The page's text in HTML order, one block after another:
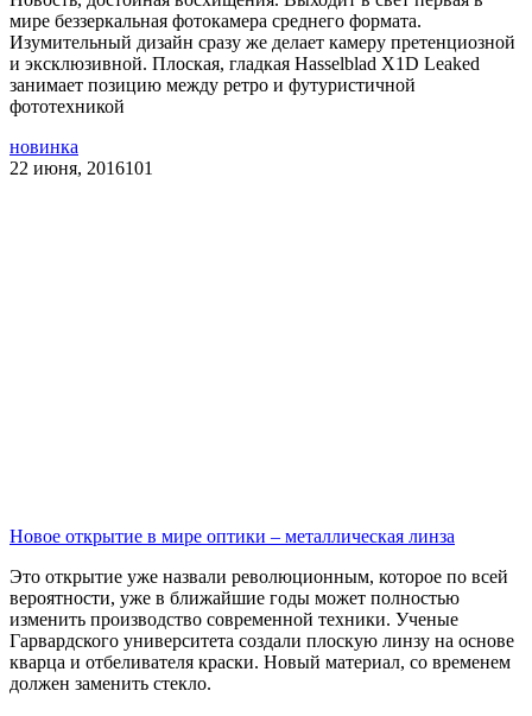
мире беззеркальная фотокамера среднего формата.
Изумительный дизайн сразу же делает камеру претенциозной
и эксклюзивной. Плоская, гладкая Hasselblad X1D Leaked
занимает позицию между ретро и футуристичной
фототехникой
новинка
22 июня, 2016101
Новое открытие в мире оптики – металлическая линза
Это открытие уже назвали революционным, которое по всей
вероятности, уже в ближайшие годы может полностью
изменить производство современной техники. Ученые
Гарвардского университета создали плоскую линзу на основе
кварца и отбеливателя краски. Новый материал, со временем
должен заменить стекло.